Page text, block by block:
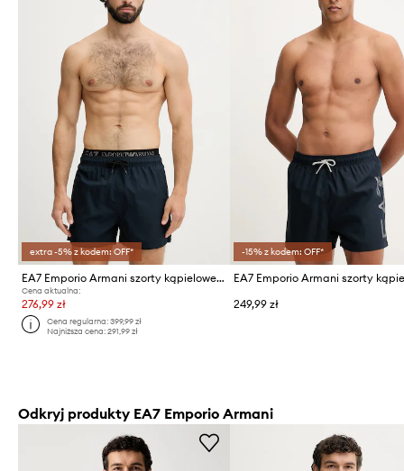
extra -5% z kodem: OFF*
EA7 Emporio Armani szorty kąpielowe męskie
Cena aktualna:
276,99 zł
Cena regularna:399,99 zł
Najniższa cena:291,99 zł
-15% z kodem: OFF*
249,99 zł
Odkryj produkty EA7 Emporio Armani